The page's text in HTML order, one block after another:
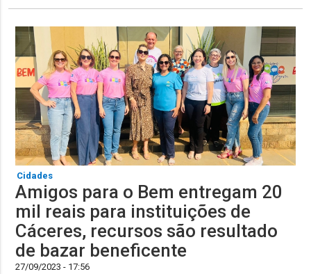
Cidades
Amigos para o Bem entregam 20
mil reais para instituições de
Cáceres, recursos são resultado
de bazar beneficente
27/09/2023 - 17:56